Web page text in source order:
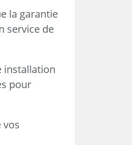
la garantie
service de
installation
pour
vos